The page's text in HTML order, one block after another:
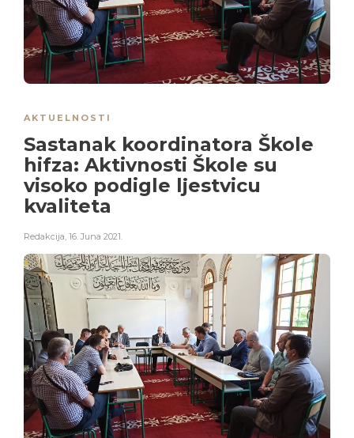
AKTUELNOSTI
Sastanak koordinatora Škole
hifza: Aktivnosti Škole su
visoko podigle ljestvicu
kvaliteta
Redakcija 16. Juna 2021.